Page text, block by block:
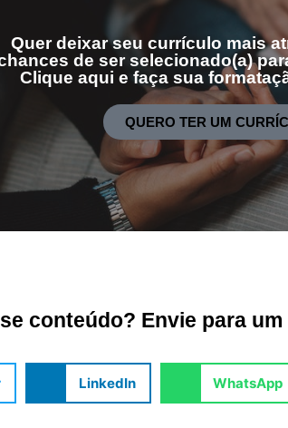
Quer deixar seu currículo mais
de ser selecionado(a)
Clique aqui e faça sua
QUERO TER UM
conteúdo? Envie para
LinkedIn WhatsApp